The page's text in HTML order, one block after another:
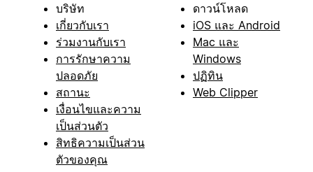
บริษัท
เกี่ยวกับเรา
ร่วมงานกับเรา
การรักษาความ
ปลอดภัย
สถานะ
เงื่อนไขและความ
เป็นส่วนตัว
สิทธิความเป็นส่วน
ตัวของคุณ
ดาวน์โหลด
iOS และ Android
Mac และ
Windows
ปฏิทิน
Web Clipper